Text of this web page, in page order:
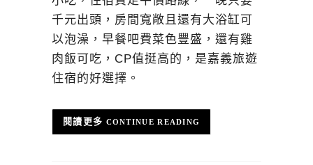
千元出頭，房間寬敞且還有大浴缸可
以泡澡，早餐吧費菜色豐盛，還有雞
肉飯可吃，CP值挺高的，是嘉義旅遊
住宿的好選擇。
CONTINUE READING